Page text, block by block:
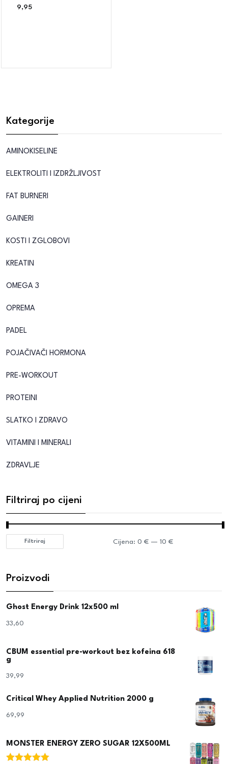
9,95
Kategorije
AMINOKISELINE
ELEKTROLITI I IZDRŽLJIVOST
FAT BURNERI
GAINERI
KOSTI I ZGLOBOVI
KREATIN
OMEGA 3
OPREMA
PADEL
POJAČIVAČI HORMONA
PRE-WORKOUT
PROTEINI
SLATKO I ZDRAVO
VITAMINI I MINERALI
ZDRAVLJE
Filtriraj po cijeni
Filtriraj Cijena: 0 €— 10 €
Proizvodi
Ghost Energy Drink 12x500 ml
33,60
CBUM essential pre-workout bez kofeina 618
g
39,99
Critical Whey Applied Nutrition 2000 g
69,99
MONSTER ENERGY ZERO SUGAR 12X500ML